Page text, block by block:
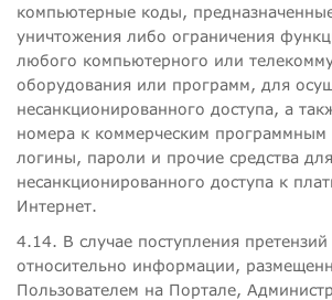
компьютерные коды,
уничтожения либо ограничения
любого компьютерного или
оборудования или программ, для
несанкционированного доступа, а
номера к коммерческим программным
логины, пароли и прочие средства
несанкционированного доступа к
Интернет.
4.14. В случае поступления претензий
относительно информации,
Пользователем на Портале,